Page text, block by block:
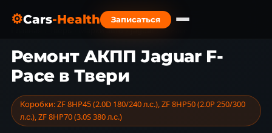
⚙Cars-Health Записаться
Марки авто › Jaguar › F-Pace
Ремонт АКПП Jaguar F-
Pace в Твери
Коробки: ZF 8HP45 (2.0D 180/240 л.с.), ZF 8HP50 (2.0P 250/300
л.с.), ZF 8HP70 (3.0S 380 л.с.)